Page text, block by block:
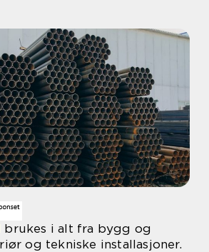
brukes i alt fra bygg og
og tekniske installasjoner.